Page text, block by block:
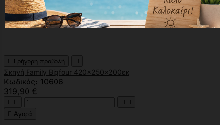
 Γρήγορη προβολή 
Σκηνή Family Bigfour 420x250x200εκ
Κωδικός: 10606
319,90 €
   
 Αγορά